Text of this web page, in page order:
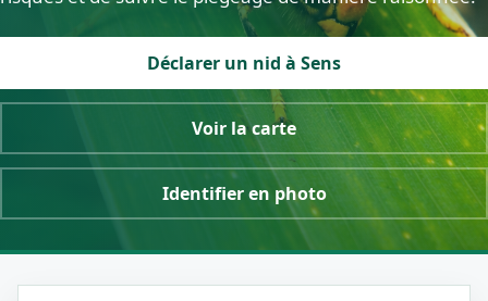
Déclarer un nid à Sens
Voir la carte
Identifier en photo